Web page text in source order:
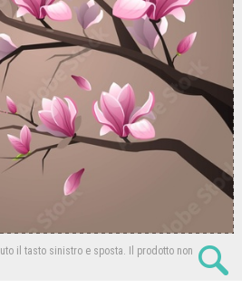
il tasto sinistro e sposta.
Il prodotto non